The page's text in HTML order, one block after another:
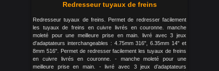
Redresseur tuyaux de freins
Redresseur tuyaux de freins. Permet de redresser facilement
les tuyaux de freins en cuivre livrés en couronne. manche
moleté pour une meilleure prise en main. livré avec 3 jeux
d'adaptateurs interchangeables : 4.75mm 316", 6.35mm 14" et
8mm 516". Permet de redresser facilement les tuyaux de freins
en cuivre livrés en couronne. - manche moleté pour une
meilleure prise en main. - livré avec 3 jeux d’adaptateurs